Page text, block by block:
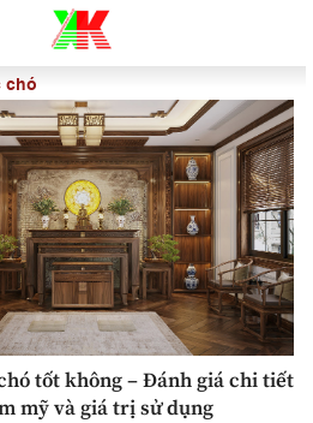
chó
tốt không – Đánh giá chi tiết
mỹ và giá trị sử dụng